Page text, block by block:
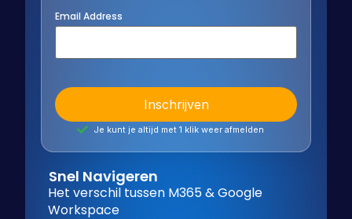
Email Address
Je kunt je altijd met 1 klik weer afmelden
Snel Navigeren
Het verschil tussen M365 & Google
Workspace